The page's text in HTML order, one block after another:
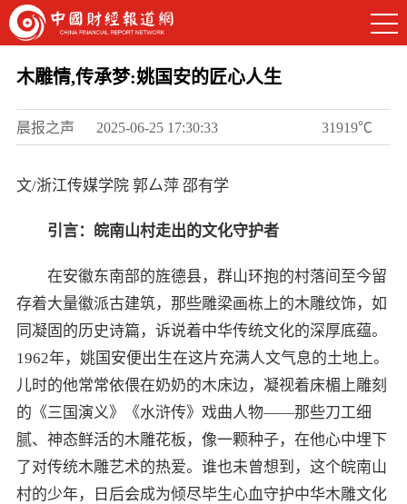
木雕情,传承梦:姚国安的匠心人生
晨报之声 2025-06-25 17:30:33 31919℃
文/浙江传媒学院 郭厶萍 邵有学
引言：皖南山村走出的文化守护者
在安徽东南部的旌德县，群山环抱的村落间至今留
存着大量徽派古建筑，那些雕梁画栋上的木雕纹饰，如
同凝固的历史诗篇，诉说着中华传统文化的深厚底蕴。
1962年，姚国安便出生在这片充满人文气息的土地上。
儿时的他常常依偎在奶奶的木床边，凝视着床楣上雕刻
的《三国演义》《水浒传》戏曲人物——那些刀工细
腻、神态鲜活的木雕花板，像一颗种子，在他心中埋下
了对传统木雕艺术的热爱。谁也未曾想到，这个皖南山
村的少年，日后会成为倾尽毕生心血守护中华木雕文化